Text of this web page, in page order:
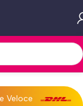
Veloce